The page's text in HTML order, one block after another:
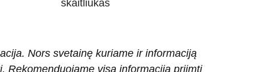
Nors svetainę kuriame ir informaciją
Rekomenduojame visą informaciją priimti